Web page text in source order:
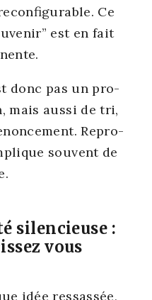
Ce
est en fait
donc pas un pro­
mais aus­si de tri,
Repro­
sou­vent de
silencieuse :
vous
idée res­sas­sée,